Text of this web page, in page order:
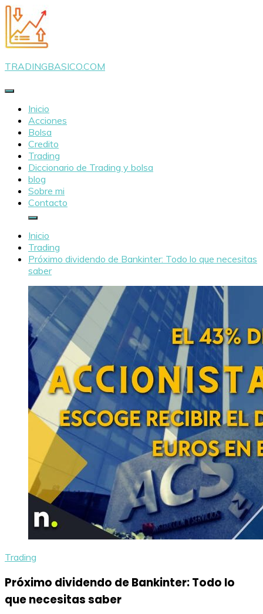
Saltar
al
contenido
TRADINGBASICO.COM
Inicio
Acciones
Bolsa
Credito
Trading
Diccionario de Trading y bolsa
blog
Sobre mi
Contacto
Inicio
Trading
Próximo dividendo de Bankinter: Todo lo que necesitas
saber
Trading
Próximo dividendo de Bankinter: Todo lo
que necesitas saber